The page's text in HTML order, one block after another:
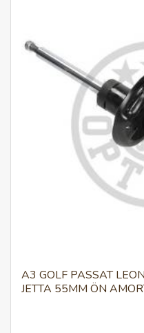
A3 GOLF PASSAT
JETTA 55MM ÖN